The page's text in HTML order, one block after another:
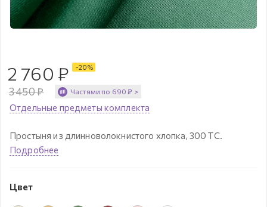
2 760 ₽
3 450₽
-20%
Частями по 690 ₽ >
Отдельные предметы комплекта
Простыня из длинноволокнистого хлопка, 300 ТС.
Подробнее
Цвет